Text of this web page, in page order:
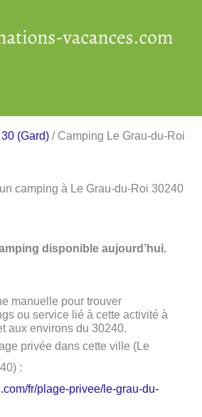
(Gard) / Camping Le Grau-du-Roi
camping à Le Grau-du-Roi 30240
disponible aujourd’hui.
manuelle pour trouver
ou service lié à cette activité à
aux environs du 30240.
privée dans cette ville (Le
:
fr/plage-privee/le-grau-du-